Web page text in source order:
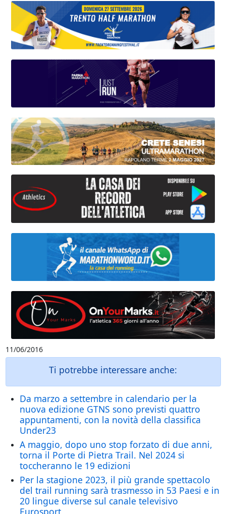
11/06/2016
Ti potrebbe interessare anche:
Da marzo a settembre in calendario per la
nuova edizione GTNS sono previsti quattro
appuntamenti, con la novità della classifica
Under23
A maggio, dopo uno stop forzato di due anni,
torna il Porte di Pietra Trail. Nel 2024 si
toccheranno le 19 edizioni
Per la stagione 2023, il più grande spettacolo
del trail running sarà trasmesso in 53 Paesi e in
20 lingue diverse sul canale televisivo